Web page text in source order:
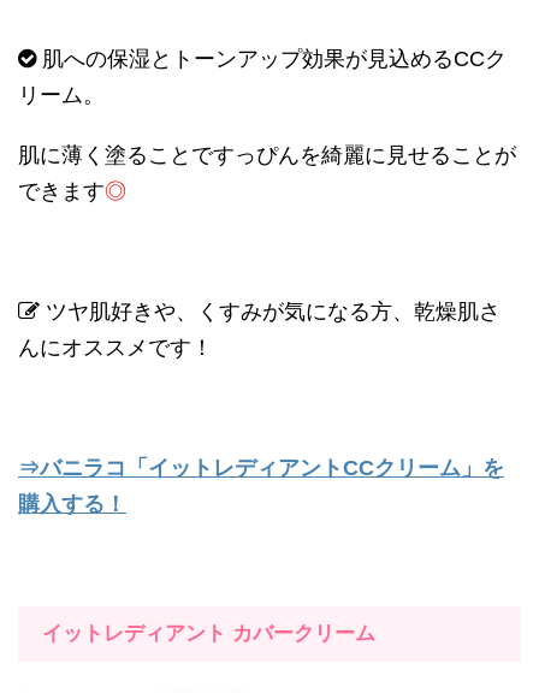
肌への保湿とトーンアップ効果が見込めるCCク
リーム。
肌に薄く塗ることですっぴんを綺麗に見せることが
できます◎
ツヤ肌好きや、くすみが気になる方、乾燥肌さ
んにオススメです！
⇒バニラコ「イットレディアントCCクリーム」を
購入する！
イットレディアント カバークリーム